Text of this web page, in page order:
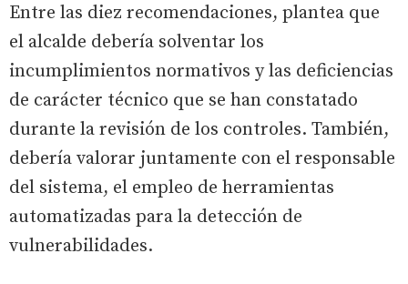
Entre las diez recomendaciones, plantea que
el alcalde debería solventar los
incumplimientos normativos y las deficiencias
de carácter técnico que se han constatado
durante la revisión de los controles. También,
debería valorar juntamente con el responsable
del sistema, el empleo de herramientas
automatizadas para la detección de
vulnerabilidades.